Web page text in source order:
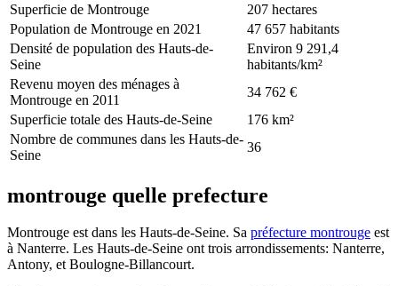
Superficie de Montrouge
207 hectares
Population de Montrouge en 2021
47 657 habitants
Densité de population des Hauts-de-
Seine
Environ 9 291,4
habitants/km²
Revenu moyen des ménages à
Montrouge en 2011
34 762 €
Superficie totale des Hauts-de-Seine
176 km²
Nombre de communes dans les Hauts-de-
Seine
36
montrouge quelle prefecture
Montrouge est dans les Hauts-de-Seine. Sa préfecture montrouge est
à Nanterre. Les Hauts-de-Seine ont trois arrondissements: Nanterre,
Antony, et Boulogne-Billancourt.